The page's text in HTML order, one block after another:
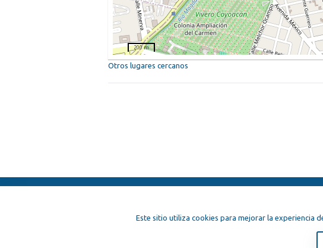
200 m
Otros lugares cercanos
Este sitio utiliza cookies para mejorar la experiencia